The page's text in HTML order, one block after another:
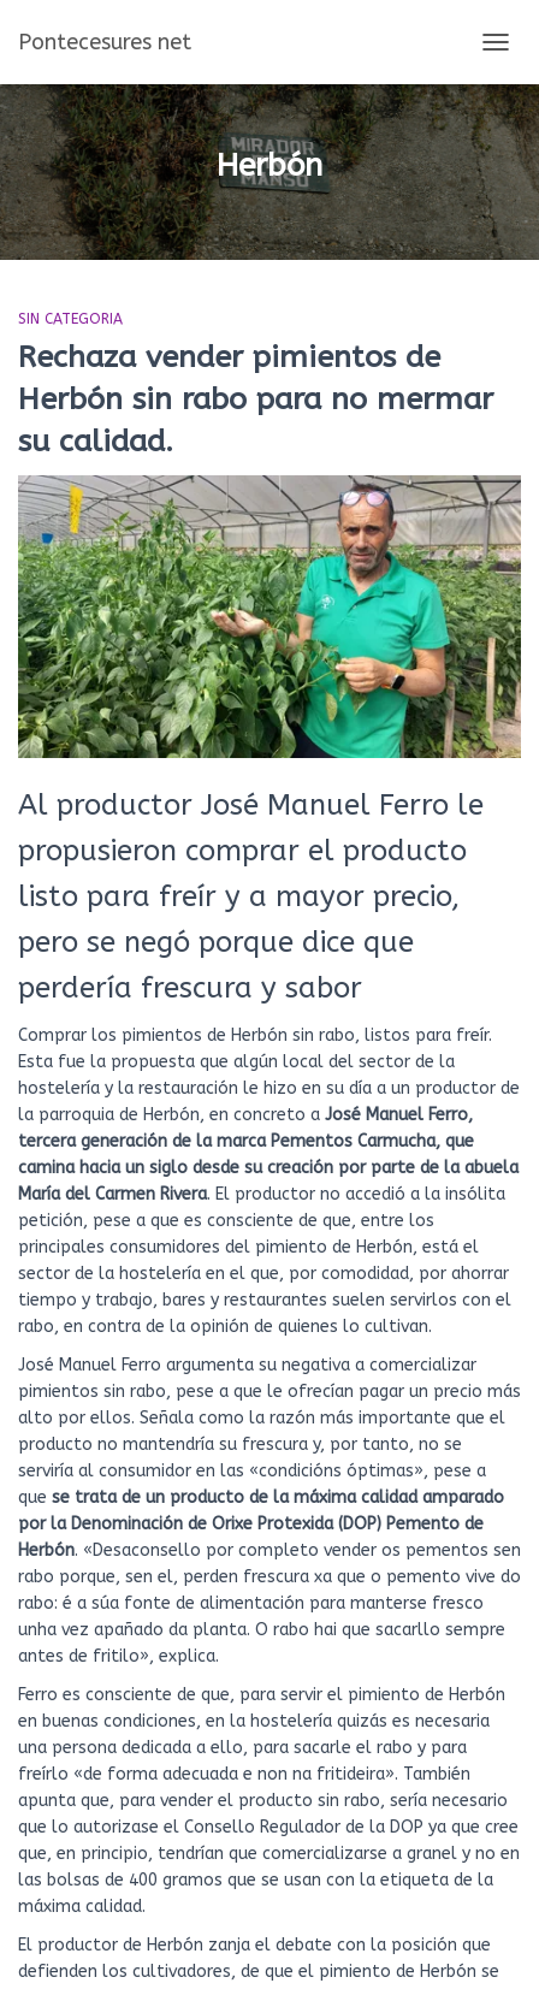
Pontecesures net
MODO
DE
Herbón
SIN CATEGORIA
Rechaza vender pimientos de
Herbón sin rabo para no mermar
su calidad.
Al productor José Manuel Ferro le
propusieron comprar el producto
listo para freír y a mayor precio,
pero se negó porque dice que
perdería frescura y sabor
Comprar los pimientos de Herbón sin rabo, listos para freír.
Esta fue la propuesta que algún local del sector de la
hostelería y la restauración le hizo en su día a un productor de
la parroquia de Herbón, en concreto a José Manuel Ferro,
tercera generación de la marca Pementos Carmucha, que
camina hacia un siglo desde su creación por parte de la abuela
María del Carmen Rivera. El productor no accedió a la insólita
petición, pese a que es consciente de que, entre los
principales consumidores del pimiento de Herbón, está el
sector de la hostelería en el que, por comodidad, por ahorrar
tiempo y trabajo, bares y restaurantes suelen servirlos con el
rabo, en contra de la opinión de quienes lo cultivan.
José Manuel Ferro argumenta su negativa a comercializar
pimientos sin rabo, pese a que le ofrecían pagar un precio más
alto por ellos. Señala como la razón más importante que el
producto no mantendría su frescura y, por tanto, no se
serviría al consumidor en las «condicións óptimas», pese a
que se trata de un producto de la máxima calidad amparado
por la Denominación de Orixe Protexida (DOP) Pemento de
Herbón. «Desaconsello por completo vender os pementos sen
rabo porque, sen el, perden frescura xa que o pemento vive do
rabo: é a súa fonte de alimentación para manterse fresco
unha vez apañado da planta. O rabo hai que sacarllo sempre
antes de fritilo», explica.
Ferro es consciente de que, para servir el pimiento de Herbón
en buenas condiciones, en la hostelería quizás es necesaria
una persona dedicada a ello, para sacarle el rabo y para
freírlo «de forma adecuada e non na fritideira». También
apunta que, para vender el producto sin rabo, sería necesario
que lo autorizase el Consello Regulador de la DOP ya que cree
que, en principio, tendrían que comercializarse a granel y no en
las bolsas de 400 gramos que se usan con la etiqueta de la
máxima calidad.
El productor de Herbón zanja el debate con la posición que
defienden los cultivadores, de que el pimiento de Herbón se